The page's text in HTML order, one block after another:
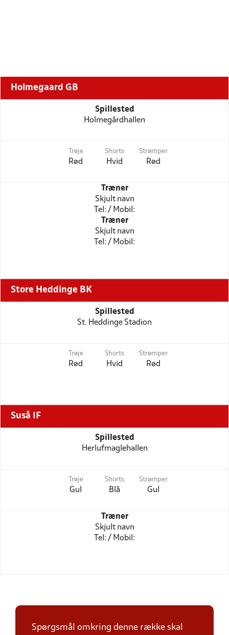
Holmegaard GB
Spillested
Holmegårdhallen
Trøje
Rød
Shorts
Hvid
Strømper
Rød
Træner
Skjult navn
Tel: / Mobil:
Træner
Skjult navn
Tel: / Mobil:
Store Heddinge BK
Spillested
St. Heddinge Stadion
Trøje
Rød
Shorts
Hvid
Strømper
Rød
Suså IF
Spillested
Herlufmaglehallen
Trøje
Gul
Shorts
Blå
Strømper
Gul
Træner
Skjult navn
Tel: / Mobil:
Spørgsmål omkring denne række skal